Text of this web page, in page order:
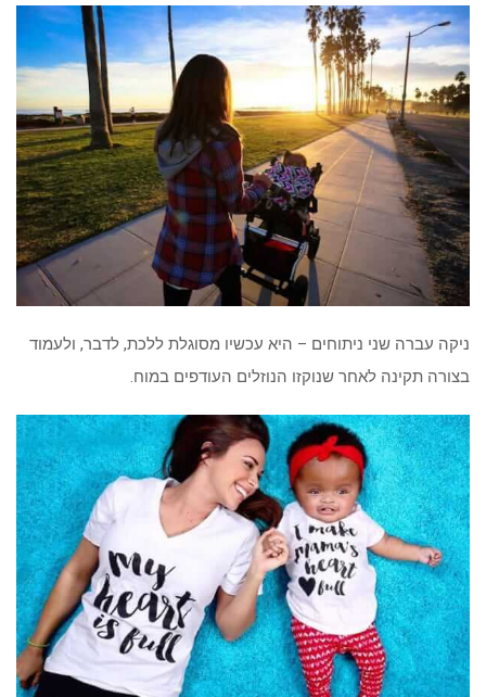
ניקה עברה שני ניתוחים – היא עכשיו מסוגלת ללכת, לדבר, ולעמוד
בצורה תקינה לאחר שנוקזו הנוזלים העודפים במוח.